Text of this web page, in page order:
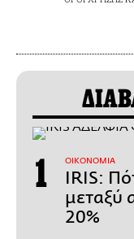
ΟΙΚΟΝΟΜΙΑ
IRIS:
μεταξύ
20%